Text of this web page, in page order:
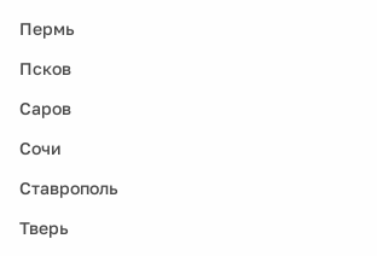
Пермь
Псков
Саров
Сочи
Ставрополь
Тверь